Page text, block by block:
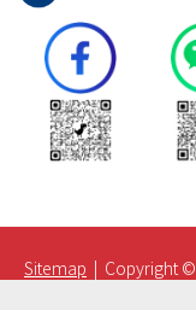
Sitemap | Copyright ©